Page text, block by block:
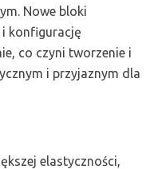
Nowe bloki
i konfigurację
co czyni tworzenie i
i przyjaznym dla
elastyczności,